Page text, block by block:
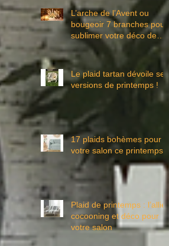
L’arche de l’Avent ou
bougeoir 7 branches pour
sublimer votre déco de
Noël à petit prix
Le plaid tartan dévoile ses
versions de printemps !
17 plaids bohèmes pour
votre salon ce printemps
Plaid de printemps : l’allié
cocooning et déco pour
votre salon